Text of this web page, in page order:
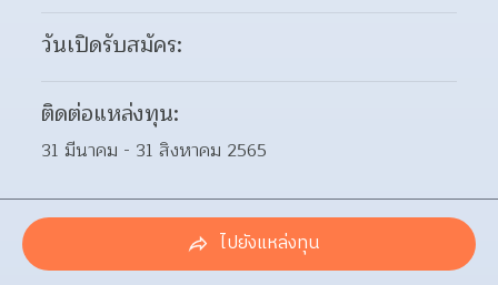
วันเปิดรับสมัคร:
ติดต่อแหล่งทุน:
31 มีนาคม - 31 สิงหาคม 2565
ไปยังแหล่งทุน